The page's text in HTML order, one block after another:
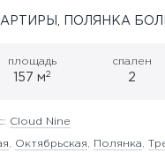
ПОЛЯНКА
площадь
157 м2
спален
2
Cloud Nine
Октябрьская Полянка